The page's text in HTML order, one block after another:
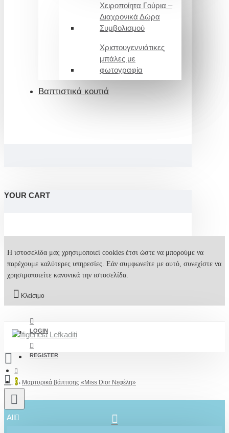
Χειροποίητα Γούρια –
Διαχρονικά Δώρα
Συμβολισμού
Χριστουγεννιάτικες
μπάλες με
φωτογραφία
Βαπτιστικά κουτιά
YOUR CART
Η ιστοσελίδα μας χρησιμοποιεί cookies έτσι ώστε να μπορούμε να
παρέχουμε καλύτερες υπηρεσίες. Εάν συμφωνείτε με αυτό, συνεχίστε να
χρησιμοποιείτε κανονικά την ιστοσελίδα.
Κλείσιμο
LOGIN
REGISTER
0
All
Μαρτυρικά βάπτισης «Miss Dior Νεφέλη»